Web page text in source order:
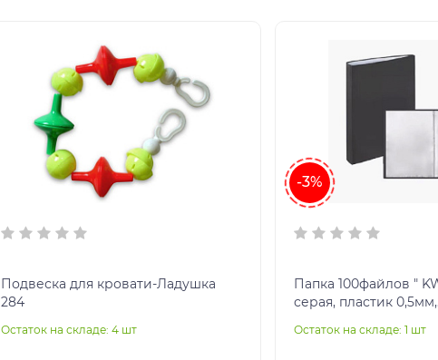
Подвеска для кровати-Ладушка
284
Остаток на складе: 4 шт
-3%
Папка 100файлов " KWELT " А4
серая, пластик 0,5мм,
Остаток на складе: 1 шт